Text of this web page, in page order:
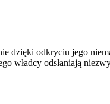
dzięki odkryciu jego
władcy odsłaniają